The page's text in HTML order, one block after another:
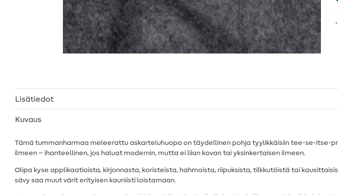
Lisätiedot
Kuvaus
Tämä tummanharmaa meleerattu askarteluhuopa on täydellinen pohja tyylikkäisiin tee-se-itse-
ilmeen – ihanteellinen, jos haluat modernin, mutta ei liian kovan tai yksinkertaisen ilmeen.
Olipa kyse applikaatioista, kirjonnasta, koristeista, hahmoista, riipuksista, tilkkutöistä tai
sävy saa muut värit erityisen kauniisti loistamaan.